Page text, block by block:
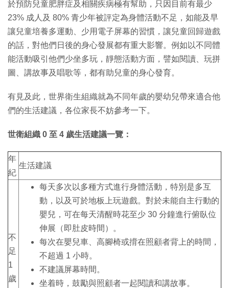
於預防兒童肥胖症及相關疾病極有幫助，只因目前有最少
23% 成人及 80% 青少年被評定為身體活動不足，如能及早
讓兒童培養多運動、少用電子屏幕的習慣，讓兒童回歸遊戲
的話，對他們日後的身心發展都有重大影響。例如以不同體
能活動吸引他們少坐多玩，靜態活動方面，譬如閱讀、玩拼
圖、講故事及唱歌等，都有助兒童的身心發育。
有見及此，世界衛生組織就為不同年歲的嬰幼兒帶來適合他
們的生活建議，各位家長不妨參考一下。
世衛組織 0 至 4 歲生活建議一覽：
年
紀
生活建議
不
足
1
歲
每天多次以多種方式進行身體活動，特別是多互
動，以及可於地板上玩遊戲。對於未能自主行動的
嬰兒，可在每天清醒時花至少 30 分鐘進行俯臥位
伸展（即肚皮時間）。
每次在嬰兒車、高腳椅或揹在照顧者背上的時間，
不超過 1 小時。
不建議屏幕時間。
坐着時，鼓勵與照顧者一起閱讀和講故事。